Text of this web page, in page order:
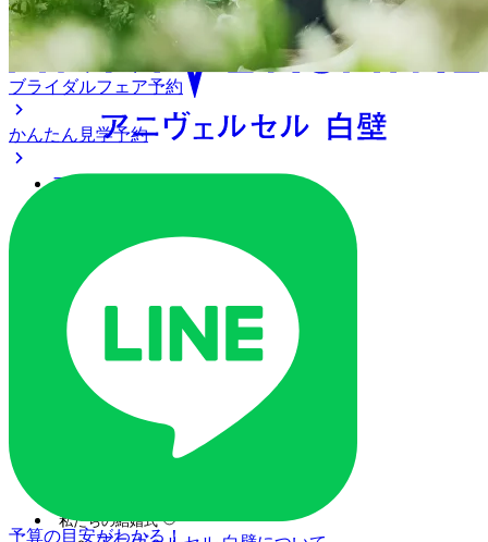
アクセス
ご列席の皆様へ
トピックス
ご予約・お問い合わせ
ブライダルフェア
ブライダルフェア一覧
ブライダルフェアの基礎知識
私たちの結婚式
ブライダルフェア予約
かんたん見学予約
予算の目安がわかる！